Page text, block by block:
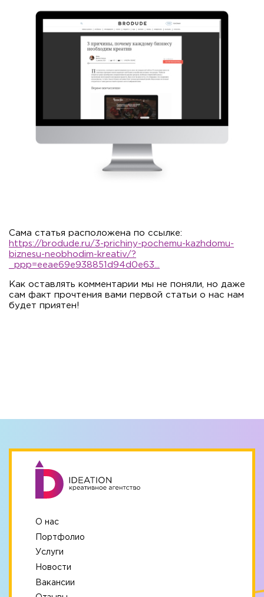
Сама статья расположена по ссылке:
https://brodude.ru/3-prichiny-pochemu-kazhdomu-
biznesu-neobhodim-kreativ/?
_ppp=eeae69e938851d94d0e63...
Как оставлять комментарии мы не поняли, но даже
сам факт прочтения вами первой статьи о нас нам
будет приятен!
О нас
Портфолио
Услуги
Новости
Вакансии